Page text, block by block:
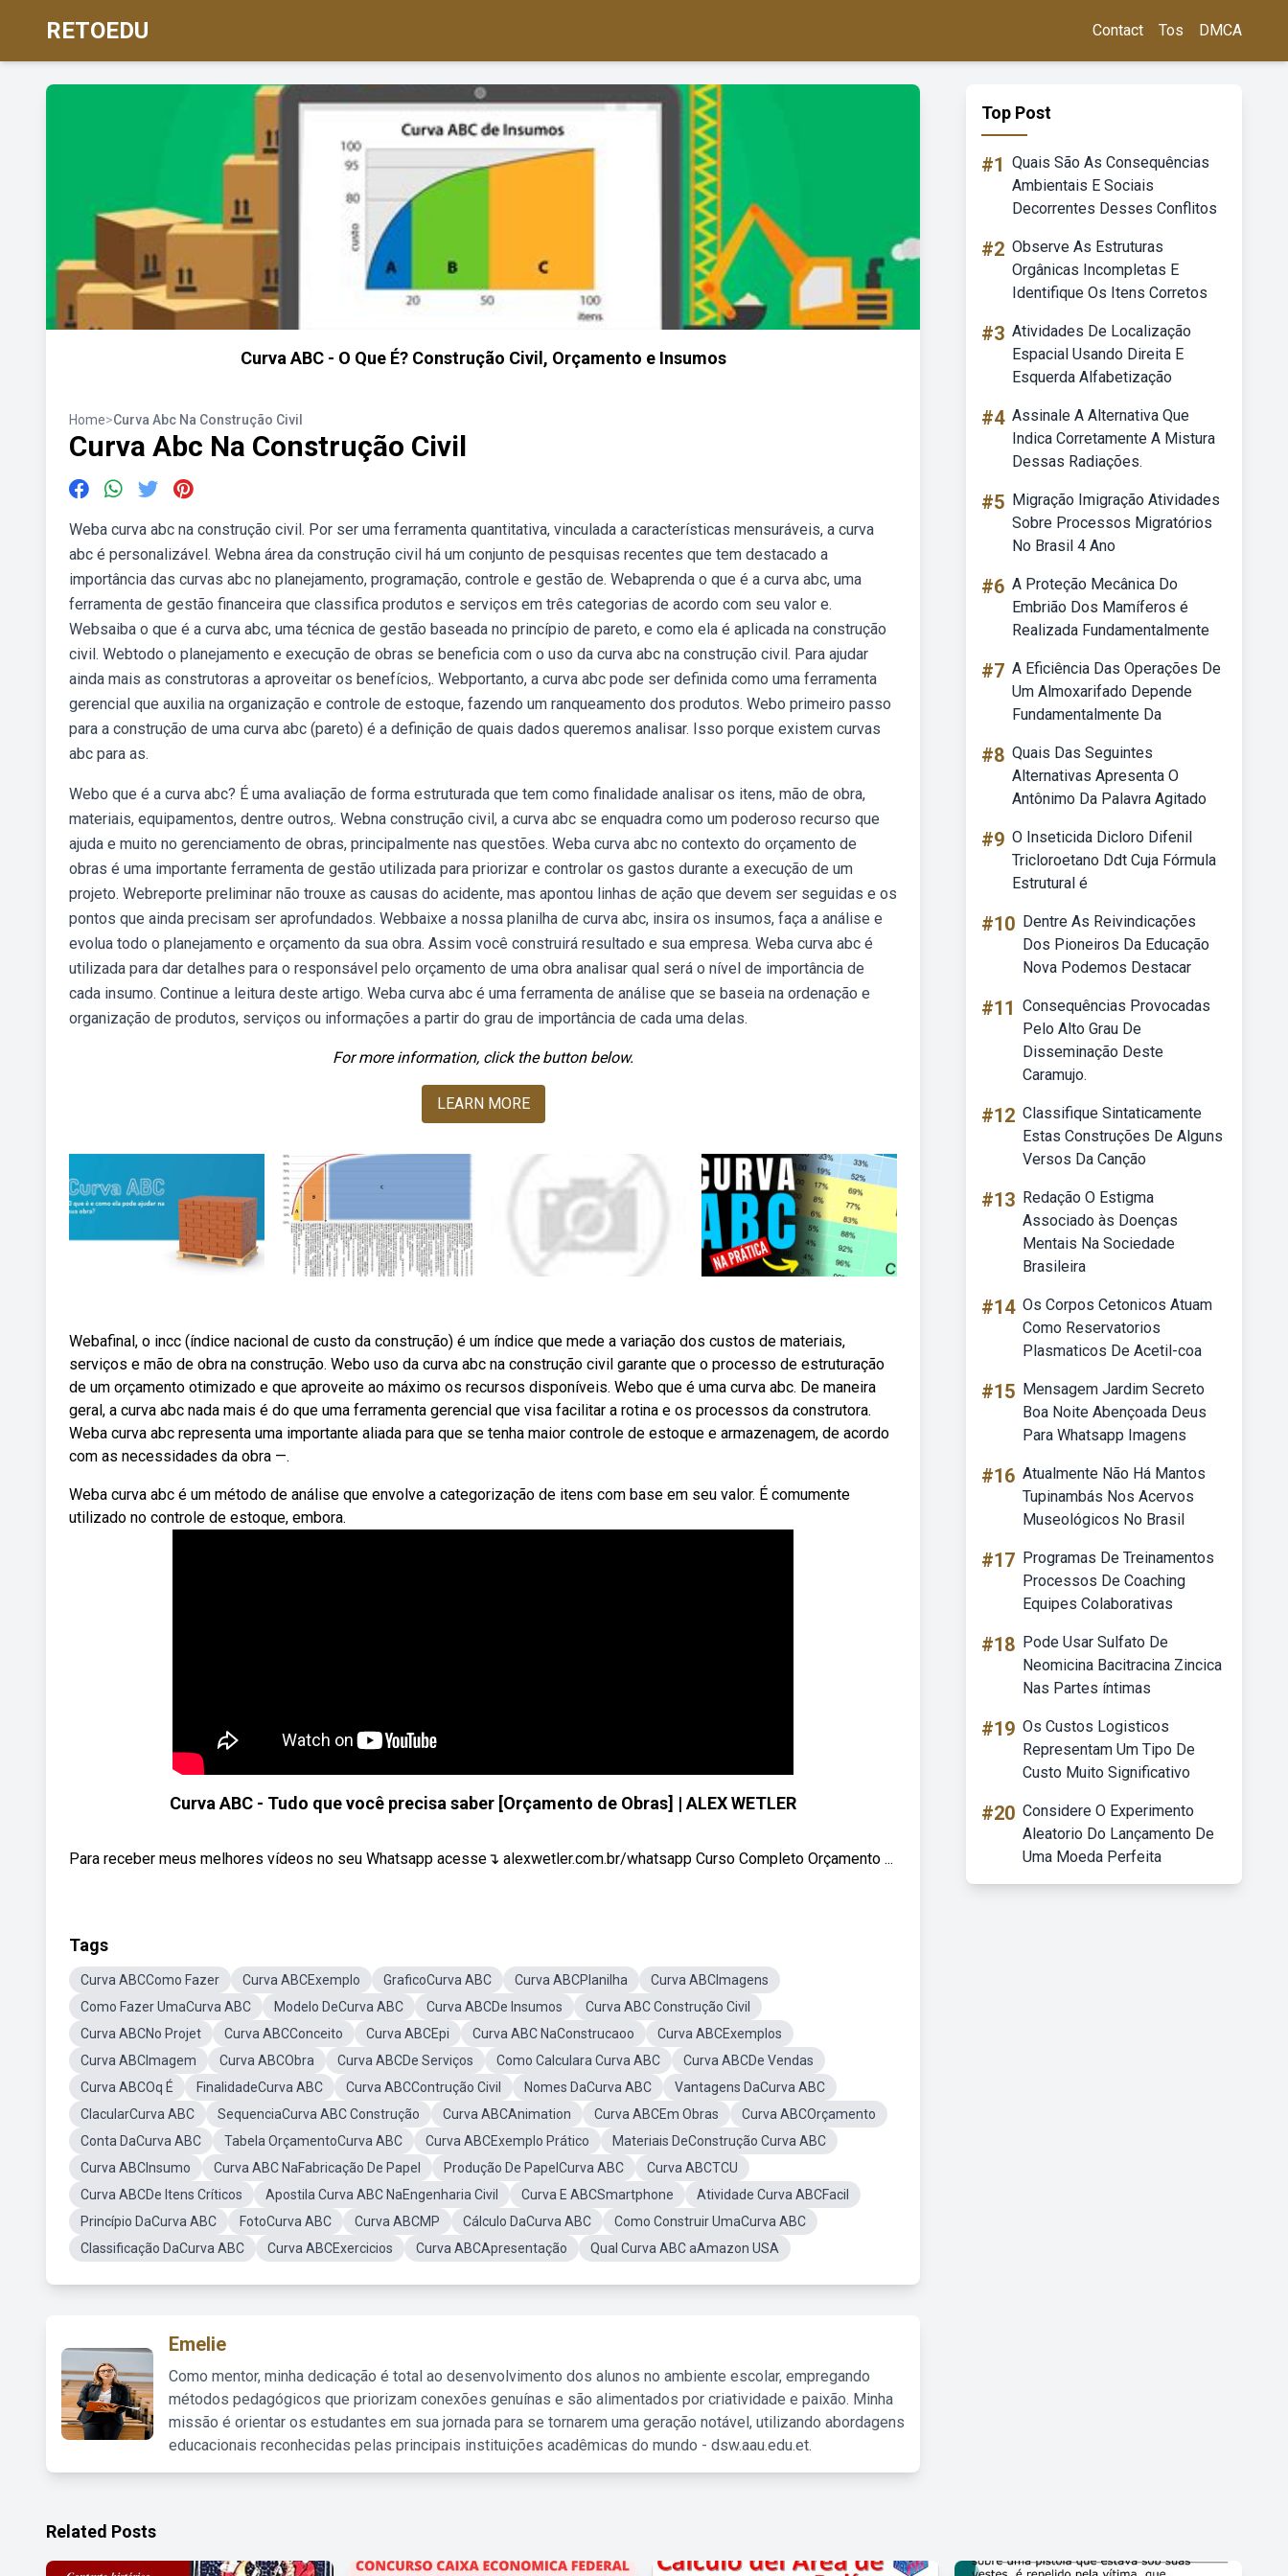
RETOEDU Contact Tos DMCA
Curva ABC - O Que É? Construção Civil, Orçamento e Insumos
Home>Curva Abc Na Construção Civil
Curva Abc Na Construção Civil
Weba curva abc na construção civil. Por ser uma ferramenta quantitativa, vinculada a características mensuráveis, a curva
abc é personalizável. Webna área da construção civil há um conjunto de pesquisas recentes que tem destacado a
importância das curvas abc no planejamento, programação, controle e gestão de. Webaprenda o que é a curva abc, uma
ferramenta de gestão financeira que classifica produtos e serviços em três categorias de acordo com seu valor e.
Websaiba o que é a curva abc, uma técnica de gestão baseada no princípio de pareto, e como ela é aplicada na construção
civil. Webtodo o planejamento e execução de obras se beneficia com o uso da curva abc na construção civil. Para ajudar
ainda mais as construtoras a aproveitar os benefícios,. Webportanto, a curva abc pode ser definida como uma ferramenta
gerencial que auxilia na organização e controle de estoque, fazendo um ranqueamento dos produtos. Webo primeiro passo
para a construção de uma curva abc (pareto) é a definição de quais dados queremos analisar. Isso porque existem curvas
abc para as.
Webo que é a curva abc? É uma avaliação de forma estruturada que tem como finalidade analisar os itens, mão de obra,
materiais, equipamentos, dentre outros,. Webna construção civil, a curva abc se enquadra como um poderoso recurso que
ajuda e muito no gerenciamento de obras, principalmente nas questões. Weba curva abc no contexto do orçamento de
obras é uma importante ferramenta de gestão utilizada para priorizar e controlar os gastos durante a execução de um
projeto. Webreporte preliminar não trouxe as causas do acidente, mas apontou linhas de ação que devem ser seguidas e os
pontos que ainda precisam ser aprofundados. Webbaixe a nossa planilha de curva abc, insira os insumos, faça a análise e
evolua todo o planejamento e orçamento da sua obra. Assim você construirá resultado e sua empresa. Weba curva abc é
utilizada para dar detalhes para o responsável pelo orçamento de uma obra analisar qual será o nível de importância de
cada insumo. Continue a leitura deste artigo. Weba curva abc é uma ferramenta de análise que se baseia na ordenação e
organização de produtos, serviços ou informações a partir do grau de importância de cada uma delas.
For more information, click the button below.
LEARN MORE
Webafinal, o incc (índice nacional de custo da construção) é um índice que mede a variação dos custos de materiais,
serviços e mão de obra na construção. Webo uso da curva abc na construção civil garante que o processo de estruturação
de um orçamento otimizado e que aproveite ao máximo os recursos disponíveis. Webo que é uma curva abc. De maneira
geral, a curva abc nada mais é do que uma ferramenta gerencial que visa facilitar a rotina e os processos da construtora.
Weba curva abc representa uma importante aliada para que se tenha maior controle de estoque e armazenagem, de acordo
com as necessidades da obra —.
Weba curva abc é um método de análise que envolve a categorização de itens com base em seu valor. É comumente
utilizado no controle de estoque, embora.
Curva ABC - Tudo que você precisa saber [Orçamento de Obras] | ALEX WETLER
Para receber meus melhores vídeos no seu Whatsapp acesse↴ alexwetler.com.br/whatsapp Curso Completo Orçamento ...
Tags
Curva ABCComo Fazer Curva ABCExemplo GraficoCurva ABC Curva ABCPlanilha
Curva ABCImagens
Como Fazer UmaCurva ABC
Modelo DeCurva ABC Curva ABCDe Insumos
Curva ABC Construção Civil
Curva ABCNo Projet
Curva ABCConceito Curva ABCEpi Curva ABC NaConstrucaoo
Curva ABCExemplos
Curva ABCImagem
Curva ABCObra Curva ABCDe Serviços Como Calculara Curva ABC
Curva ABCDe Vendas
Curva ABCOq É
FinalidadeCurva ABC Curva ABCContrução Civil Nomes DaCurva ABC
Vantagens DaCurva ABC
ClacularCurva ABC
SequenciaCurva ABC Construção Curva ABCAnimation Curva ABCEm Obras
Curva ABCOrçamento
Conta DaCurva ABC
Tabela OrçamentoCurva ABC Curva ABCExemplo Prático
Materiais DeConstrução Curva ABC
Curva ABCInsumo
Curva ABC NaFabricação De Papel Produção De PapelCurva ABC
Curva ABCTCU
Curva ABCDe Itens Críticos
Apostila Curva ABC NaEngenharia Civil Curva E ABCSmartphone
Atividade Curva ABCFacil
Princípio DaCurva ABC
FotoCurva ABC Curva ABCMP Cálculo DaCurva ABC
Como Construir UmaCurva ABC
Classificação DaCurva ABC
Curva ABCExercicios Curva ABCApresentação Qual Curva ABC aAmazon USA
Emelie
Como mentor, minha dedicação é total ao desenvolvimento dos alunos no ambiente escolar, empregando
métodos pedagógicos que priorizam conexões genuínas e são alimentados por criatividade e paixão. Minha
missão é orientar os estudantes em sua jornada para se tornarem uma geração notável, utilizando abordagens
educacionais reconhecidas pelas principais instituições acadêmicas do mundo - dsw.aau.edu.et.
Top Post
#1 Quais São As Consequências
Ambientais E Sociais
Decorrentes Desses Conflitos
#2 Observe As Estruturas
Orgânicas Incompletas E
Identifique Os Itens Corretos
#3 Atividades De Localização
Espacial Usando Direita E
Esquerda Alfabetização
#4 Assinale A Alternativa Que
Indica Corretamente A Mistura
Dessas Radiações.
#5 Migração Imigração Atividades
Sobre Processos Migratórios
No Brasil 4 Ano
#6 A Proteção Mecânica Do
Embrião Dos Mamíferos é
Realizada Fundamentalmente
#7 A Eficiência Das Operações De
Um Almoxarifado Depende
Fundamentalmente Da
#8 Quais Das Seguintes
Alternativas Apresenta O
Antônimo Da Palavra Agitado
#9 O Inseticida Dicloro Difenil
Tricloroetano Ddt Cuja Fórmula
Estrutural é
#10 Dentre As Reivindicações
Dos Pioneiros Da Educação
Nova Podemos Destacar
#11 Consequências Provocadas
Pelo Alto Grau De
Disseminação Deste
Caramujo.
#12 Classifique Sintaticamente
Estas Construções De Alguns
Versos Da Canção
#13 Redação O Estigma
Associado às Doenças
Mentais Na Sociedade
Brasileira
#14 Os Corpos Cetonicos Atuam
Como Reservatorios
Plasmaticos De Acetil-coa
#15 Mensagem Jardim Secreto
Boa Noite Abençoada Deus
Para Whatsapp Imagens
#16 Atualmente Não Há Mantos
Tupinambás Nos Acervos
Museológicos No Brasil
#17 Programas De Treinamentos
Processos De Coaching
Equipes Colaborativas
#18 Pode Usar Sulfato De
Neomicina Bacitracina Zincica
Nas Partes íntimas
#19 Os Custos Logisticos
Representam Um Tipo De
Custo Muito Significativo
#20 Considere O Experimento
Aleatorio Do Lançamento De
Uma Moeda Perfeita
Related Posts